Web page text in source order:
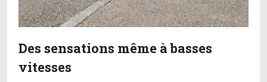
Des sensations même à basses
vitesses